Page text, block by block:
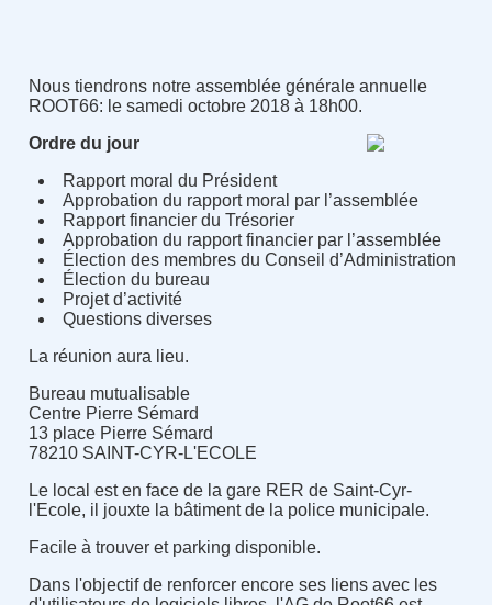
Nous tiendrons notre assemblée générale annuelle
ROOT66: le samedi octobre 2018 à 18h00.
Ordre du jour
Rapport moral du Président
Approbation du rapport moral par l’assemblée
Rapport financier du Trésorier
Approbation du rapport financier par l’assemblée
Élection des membres du Conseil d’Administration
Élection du bureau
Projet d’activité
Questions diverses
La réunion aura lieu.
Bureau mutualisable
Centre Pierre Sémard
13 place Pierre Sémard
78210 SAINT-CYR-L'ECOLE
Le local est en face de la gare RER de Saint-Cyr-
l'Ecole, il jouxte la bâtiment de la police municipale.
Facile à trouver et parking disponible.
Dans l'objectif de renforcer encore ses liens avec les